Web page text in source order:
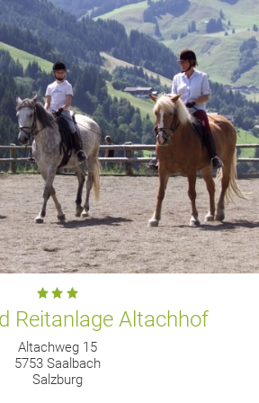
Reitanlage Altachhof
Altachweg 15
5753 Saalbach
Salzburg